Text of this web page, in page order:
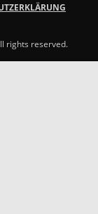
rights reserved.